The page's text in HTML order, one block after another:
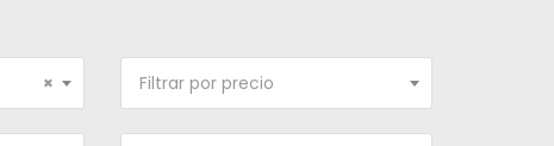
× Filtrar por precio